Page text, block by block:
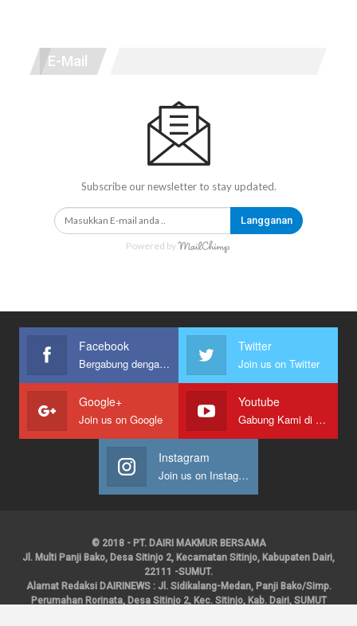
E-Mail
Subscribe our newsletter to stay updated.
Langganan
Powered by
Facebook
Bergabung dengan kami
Twitter
Join us on Twitter
Google+
Join us on Google
Youtube
Gabung Kami di Youtube
Instagram
Join us on Instagram
© 2018 - PT. DAIRI MAKMUR BERSAMA
Jl. Multi Panji Bako, Desa Sitinjo 2, Kecamatan Sitinjo, Kabupaten Dairi,
22111 -SUMUT.
Alamat Redaksi DAIRINEWS : Jl. Sidikalang-Medan, Panji Bako/Simp.
Perumahan Rorinata, Desa Sitinjo 2, Kec. Sitinjo, Kab. Dairi, SUMUT